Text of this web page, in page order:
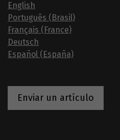
English
Português (Brasil)
Français (France)
Deutsch
Español (España)
Enviar un artículo